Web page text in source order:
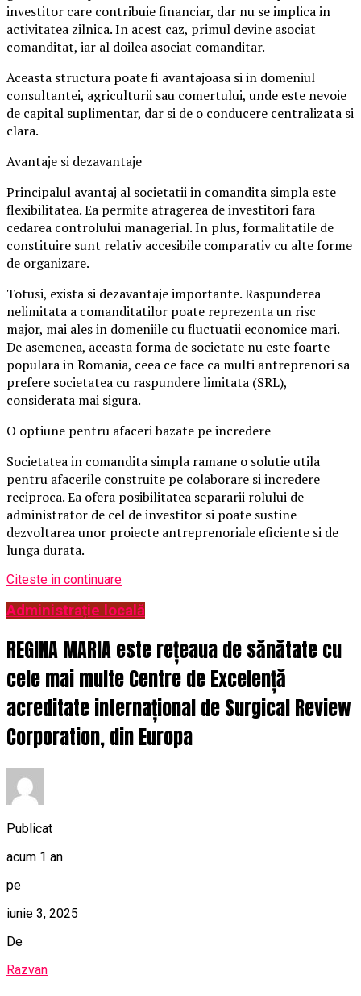
investitor care contribuie financiar, dar nu se implica in
activitatea zilnica. In acest caz, primul devine asociat
comanditat, iar al doilea asociat comanditar.
Aceasta structura poate fi avantajoasa si in domeniul
consultantei, agriculturii sau comertului, unde este nevoie
de capital suplimentar, dar si de o conducere centralizata si
clara.
Avantaje si dezavantaje
Principalul avantaj al societatii in comandita simpla este
flexibilitatea. Ea permite atragerea de investitori fara
cedarea controlului managerial. In plus, formalitatile de
constituire sunt relativ accesibile comparativ cu alte forme
de organizare.
Totusi, exista si dezavantaje importante. Raspunderea
nelimitata a comanditatilor poate reprezenta un risc
major, mai ales in domeniile cu fluctuatii economice mari.
De asemenea, aceasta forma de societate nu este foarte
populara in Romania, ceea ce face ca multi antreprenori sa
prefere societatea cu raspundere limitata (SRL),
considerata mai sigura.
O optiune pentru afaceri bazate pe incredere
Societatea in comandita simpla ramane o solutie utila
pentru afacerile construite pe colaborare si incredere
reciproca. Ea ofera posibilitatea separarii rolului de
administrator de cel de investitor si poate sustine
dezvoltarea unor proiecte antreprenoriale eficiente si de
lunga durata.
Citeste in continuare
Administrație locală
REGINA MARIA este rețeaua de sănătate cu
cele mai multe Centre de Excelență
acreditate internațional de Surgical Review
Corporation, din Europa
Publicat
acum 1 an
pe
iunie 3, 2025
De
Razvan